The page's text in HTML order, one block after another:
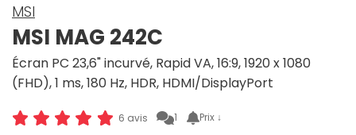
MSI
MSI MAG 242C
Écran PC 23,6" incurvé, Rapid VA, 16:9, 1920 x 1080
(FHD), 1 ms, 180 Hz, HDR, HDMI/DisplayPort
6 avis 1 Prix ↓